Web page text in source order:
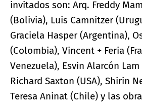
invitados son: Arq. Freddy
(Bolivia), Luis Camnitzer
Graciela Hasper (Argentina),
(Colombia), Vincent + Feria
Venezuela), Esvin Alarcón
Richard Saxton (USA), Shirin
Teresa Aninat (Chile) y las